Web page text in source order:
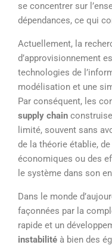
se concentrer sur
dépendances, ce qui
Actuellement, la
d’approvisionnement
technologies de
modélisation et une
Par conséquent, les
supply chain
limité, souvent sans
de la théorie établie,
économiques ou des
le système dans son
Dans le monde
façonnées par la
rapide et un
instabilité à bien des